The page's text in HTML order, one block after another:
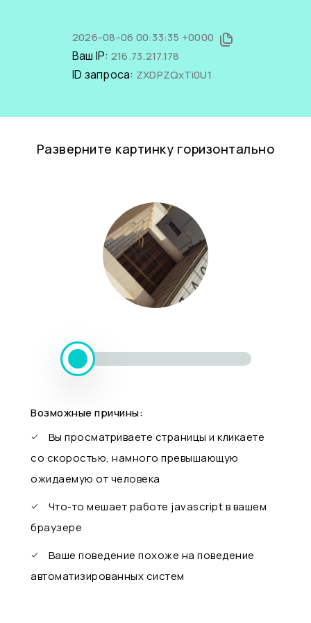
2026-08-06 00:33:35 +0000
Ваш IP: 216.73.217.178
ID запроса: ZXDPZQxTi0U1
Разверните картинку горизонтально
Возможные причины:
Вы просматриваете страницы и кликаете
со скоростью, намного превышающую
ожидаемую от человека
Что-то мешает работе javascript в вашем
браузере
Ваше поведение похоже на поведение
автоматизированных систем